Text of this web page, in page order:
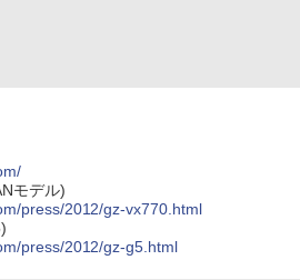
モデル)
press/2012/gz-vx770.html
press/2012/gz-g5.html